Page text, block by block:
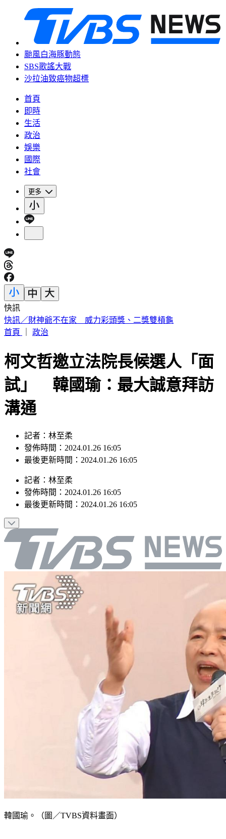
颱風白海豚動態
SBS歌謠大戰
沙拉油致癌物超標
首頁
即時
生活
政治
娛樂
國際
社會
更多
快訊
中國出入境新規將上路 陸委會曝「這類人」最危險
首頁
政治
柯文哲邀立法院長候選人「面
試」 韓國瑜：最大誠意拜訪
溝通
記者：林至柔
發佈時間：2024.01.26 16:05
最後更新時間：2024.01.26 16:05
記者 ： 林至柔
發佈時間： 2024.01.26 16:05
最後更新時間： 2024.01.26 16:05
韓國瑜。（圖／TVBS資料畫面）